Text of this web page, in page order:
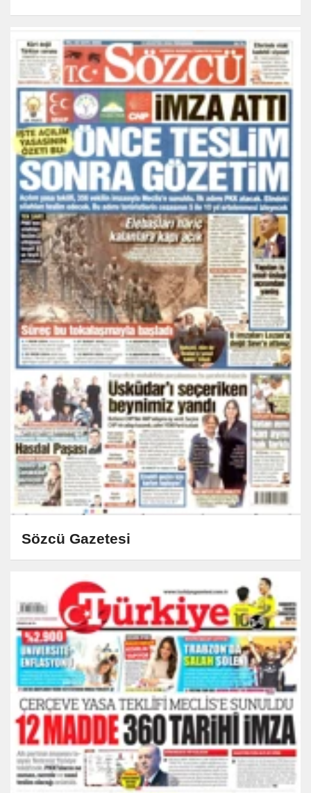
Sözcü Gazetesi